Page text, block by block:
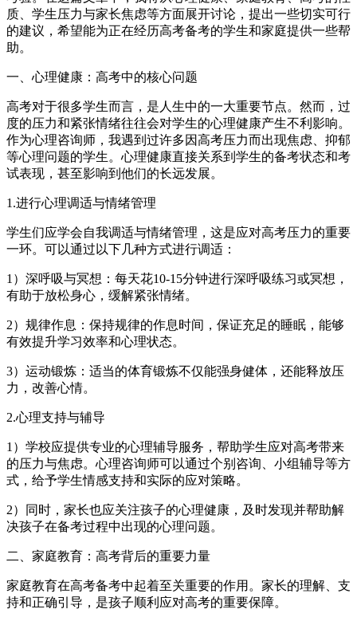
质、学生压力与家长焦虑等方面展开讨论，提出一些切实可行
的建议，希望能为正在经历高考备考的学生和家庭提供一些帮
助。
一、心理健康：高考中的核心问题
高考对于很多学生而言，是人生中的一大重要节点。然而，过
度的压力和紧张情绪往往会对学生的心理健康产生不利影响。
作为心理咨询师，我遇到过许多因高考压力而出现焦虑、抑郁
等心理问题的学生。心理健康直接关系到学生的备考状态和考
试表现，甚至影响到他们的长远发展。
1.进行心理调适与情绪管理
学生们应学会自我调适与情绪管理，这是应对高考压力的重要
一环。可以通过以下几种方式进行调适：
1）深呼吸与冥想：每天花10-15分钟进行深呼吸练习或冥想，
有助于放松身心，缓解紧张情绪。
2）规律作息：保持规律的作息时间，保证充足的睡眠，能够
有效提升学习效率和心理状态。
3）运动锻炼：适当的体育锻炼不仅能强身健体，还能释放压
力，改善心情。
2.心理支持与辅导
1）学校应提供专业的心理辅导服务，帮助学生应对高考带来
的压力与焦虑。心理咨询师可以通过个别咨询、小组辅导等方
式，给予学生情感支持和实际的应对策略。
2）同时，家长也应关注孩子的心理健康，及时发现并帮助解
决孩子在备考过程中出现的心理问题。
二、家庭教育：高考背后的重要力量
家庭教育在高考备考中起着至关重要的作用。家长的理解、支
持和正确引导，是孩子顺利应对高考的重要保障。